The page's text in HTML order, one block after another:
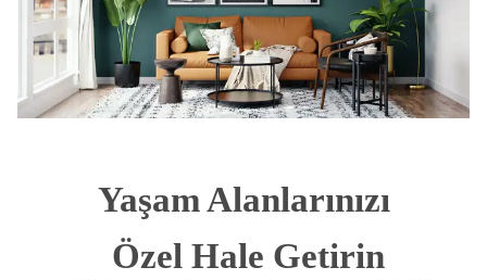
Yaşam Alanlarınızı
Özel Hale Getirin